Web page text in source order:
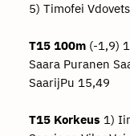
5) Timofei
T15 100m(-1,9)
Saara Puranen
SaarijPu 15,49
T15 Korkeus 1)